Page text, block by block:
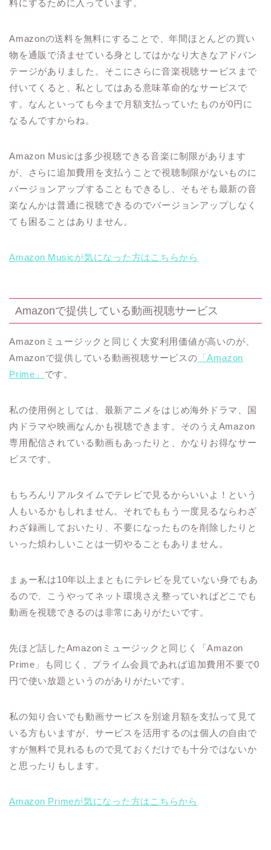
料にするために入っています。
Amazonの送料を無料にすることで、年間ほとんどの買い
物を通販で済ませている身としてはかなり大きなアドバン
テージがありました。そこにさらに音楽視聴サービスまで
付いてくると、私としてはある意味革命的なサービスで
す。なんといっても今まで月額支払っていたものが0円に
なるんですからね。
Amazon Musicは多少視聴できる音楽に制限があります
が、さらに追加費用を支払うことで視聴制限がないものに
バージョンアップすることもできるし、そもそも最新の音
楽なんかは普通に視聴できるのでバージョンアップしなく
ても困ることはありません。
Amazon Musicが気になった方はこちらから
Amazonで提供している動画視聴サービス
Amazonミュージックと同じく大変利用価値が高いのが、
Amazonで提供している動画視聴サービスの 「Amazon
Prime」 です。
私の使用例としては、最新アニメをはじめ海外ドラマ、国
内ドラマや映画なんかも視聴できます。そのうえAmazon
専用配信されている動画もあったりと、かなりお得なサー
ビスです。
もちろんリアルタイムでテレビで見るからいいよ！という
人もいるかもしれません。それでももう一度見るならわざ
わざ録画しておいたり、不要になったものを削除したりと
いった煩わしいことは一切やることもありません。
まぁー私は10年以上まともにテレビを見ていない身でもあ
るので、こうやってネット環境さえ整っていればどこでも
動画を視聴できるのは非常にありがたいです。
先ほど話したAmazonミュージックと同じく「Amazon
Prime」も同じく、プライム会員であれば追加費用不要で0
円で使い放題というのがありがたいです。
私の知り合いでも動画サービスを別途月額を支払って見て
いる方もいますが、サービスを活用するのは個人の自由で
すが無料で見れるもので見ておくだけでも十分ではないか
と思ったりもします。
Amazon Primeが気になった方はこちらから